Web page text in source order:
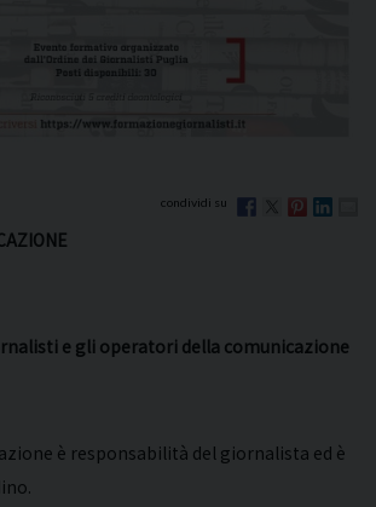
e gli operatori della comunicazione
è responsabilità del giornalista ed è